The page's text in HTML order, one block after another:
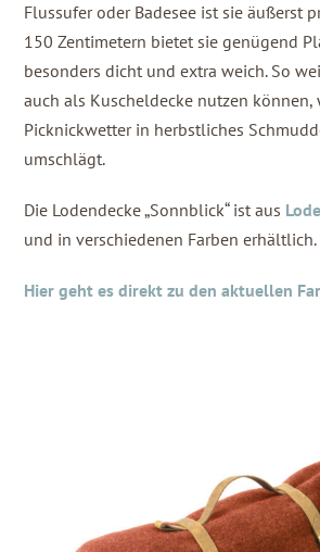
Flussufer oder Badesee ist sie äußerst
150 Zentimetern bietet sie genügend
besonders dicht und extra weich. So
auch als Kuscheldecke nutzen können,
Picknickwetter in herbstliches
umschlägt.
Die Lodendecke „Sonnblick“ ist aus
und in verschiedenen Farben erhältlich.
Hier geht es direkt zu den aktuellen